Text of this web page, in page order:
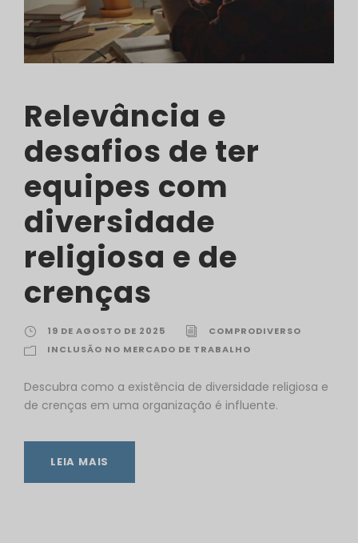
Relevância e
desafios de ter
equipes com
diversidade
religiosa e de
crenças
19 DE AGOSTO DE 2025
COMPRODIVERSO
INCLUSÃO NO MERCADO DE TRABALHO
Descubra como a existência de diversidade religiosa e
de crenças em uma organização é influente.
LEIA MAIS